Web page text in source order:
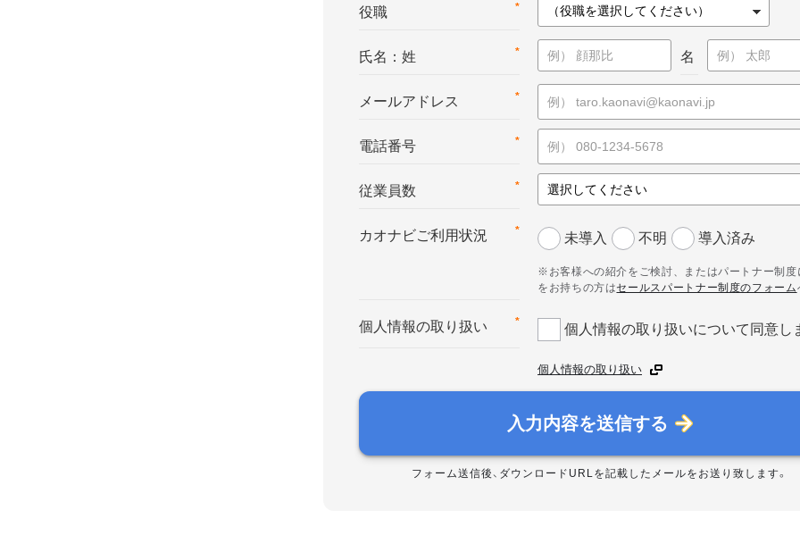
*
役職
*
氏名：姓 名
*
メールアドレス
*
電話番号
*
従業員数
*
カオナビご利用状況 未導入 不明 導入済み
※お客様への紹介をご検討、またはパートナー制度
をお持ちの方はセールスパートナー制度のフォーム
*
個人情報の取り扱い 個人情報の取り扱いについて同意し
個人情報の取り扱い
入力内容を送信する
フォーム送信後、ダウンロードURLを記載したメールをお送り致します。